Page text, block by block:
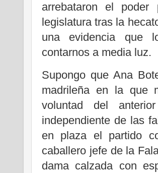
arrebataron el
legislatura tras la
una evidencia que
contarnos a media luz.
Supongo que Ana
madrileña en la que
voluntad del
independiente de las
en plaza el partido
caballero jefe de la
dama calzada con